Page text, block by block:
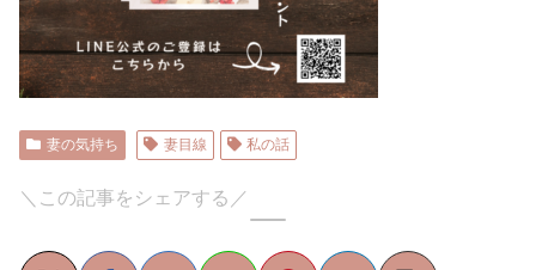
妻の気持ち 妻目線 私の話
＼この記事をシェアする／